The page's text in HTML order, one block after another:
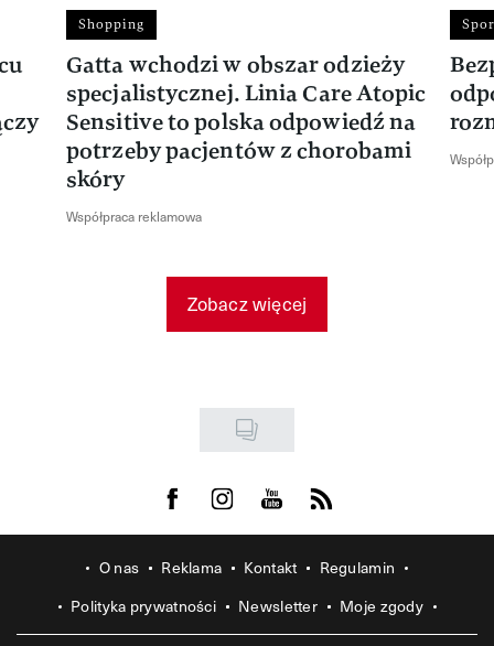
Shopping
Gatta wchodzi w obszar odzieży
specjalistycznej. Linia Care Atopic
Sensitive to polska odpowiedź na
potrzeby pacjentów z chorobami
skóry
Współpraca reklamowa
Zobacz więcej
Visit us on Facebook
Visit us on Instagram
Visit us on Youtube
Visit us on Rss
O nas Reklama Kontakt
Regulamin
Polityka prywatności
Newsletter Moje zgody